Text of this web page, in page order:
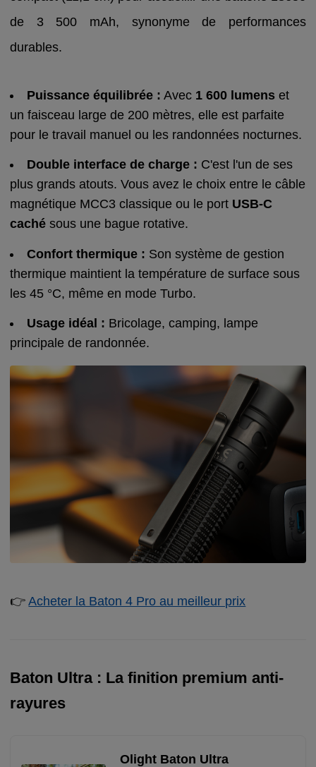
de 3 500 mAh, synonyme de performances
durables.
Puissance équilibrée : Avec 1 600 lumens et
un faisceau large de 200 mètres, elle est parfaite
pour le travail manuel ou les randonnées nocturnes.
Double interface de charge : C'est l'un de ses
plus grands atouts. Vous avez le choix entre le câble
magnétique MCC3 classique ou le port USB-C
caché sous une bague rotative.
Confort thermique : Son système de gestion
thermique maintient la température de surface sous
les 45 °C, même en mode Turbo.
Usage idéal : Bricolage, camping, lampe
principale de randonnée.
👉Acheter la Baton 4 Pro au meilleur prix
Baton Ultra : La finition premium anti-
rayures
Olight Baton Ultra